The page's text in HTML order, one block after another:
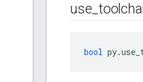
use _
bool